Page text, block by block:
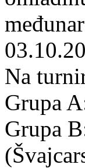
Na
Grupa
Grupa